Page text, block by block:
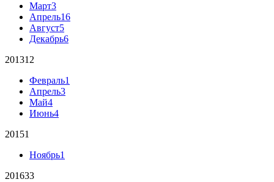
Март3
Апрель16
Август5
Декабрь6
201312
Февраль1
Апрель3
Май4
Июнь4
20151
Ноябрь1
201633